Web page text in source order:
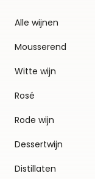
Alle wijnen
Mousserend
Witte wijn
Rosé
Rode wijn
Dessertwijn
Distillaten